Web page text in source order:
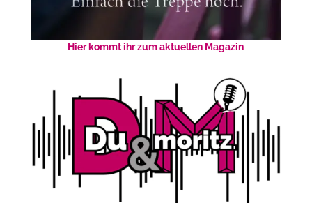
Hier kommt ihr zum aktuellen Magazin